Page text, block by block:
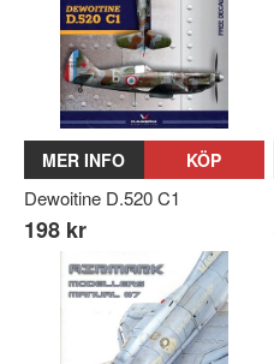
MER INFO KÖP
Dewoitine D.520 C1
198 kr